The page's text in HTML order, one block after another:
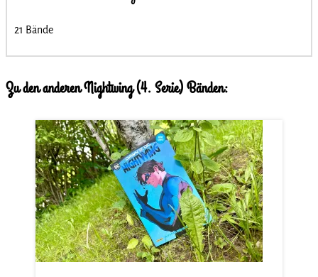
21 Bände
Zu den anderen Nightwing (4. Serie) Bänden: